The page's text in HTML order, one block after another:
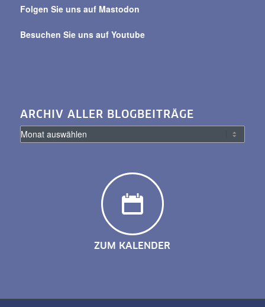
Folgen Sie uns auf Mastodon
Besuchen Sie uns auf Youtube
ARCHIV ALLER BLOGBEITRÄGE
ZUM KALENDER